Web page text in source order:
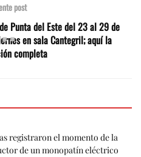
post
Punta del Este del 23 al 29 de
en sala Cantegril; aquí la
completa
registraron el momento de la
de un monopatín eléctrico